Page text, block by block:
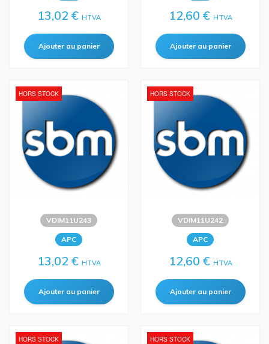
13,02 € HTVA 12,60 € HTVA
HORS STOCK
VDIM11U243
APC
13,02 € HTVA
HORS STOCK
VDIM11U242
APC
12,60 € HTVA
HORS STOCK HORS STOCK